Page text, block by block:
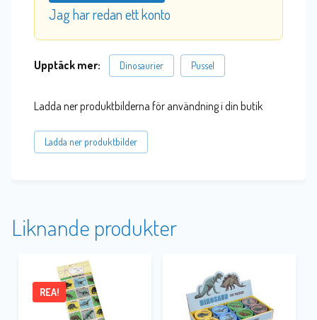
Jag har redan ett konto
Upptäck mer: Dinosaurier Pussel
Ladda ner produktbilderna för användning i din butik
Ladda ner produktbilder
Liknande produkter
REA!